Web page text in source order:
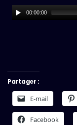
00:00:00
Partager :
E-mail
Facebook